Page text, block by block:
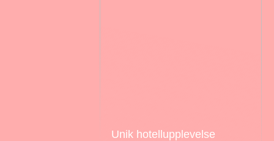
Unik hotellupplevelse